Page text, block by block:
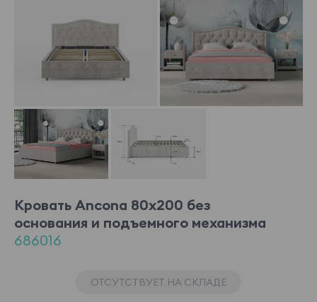
Кровать Ancona 80x200 без
основания и подъемного механизма
686016
ОТСУТСТВУЕТ НА СКЛАДЕ